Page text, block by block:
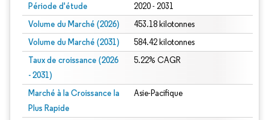
Période d'étude 2020 - 2031
Volume du Marché (2026) 453.18 kilotonnes
Volume du Marché (2031) 584.42 kilotonnes
Taux de croissance (2026
- 2031)
5.22% CAGR
Marché à la Croissance la
Plus Rapide
Asie-Pacifique